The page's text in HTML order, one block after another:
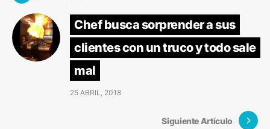
Chef busca sorprender a sus
clientes con un truco y todo sale
mal
25 ABRIL, 2018
Siguiente Artículo